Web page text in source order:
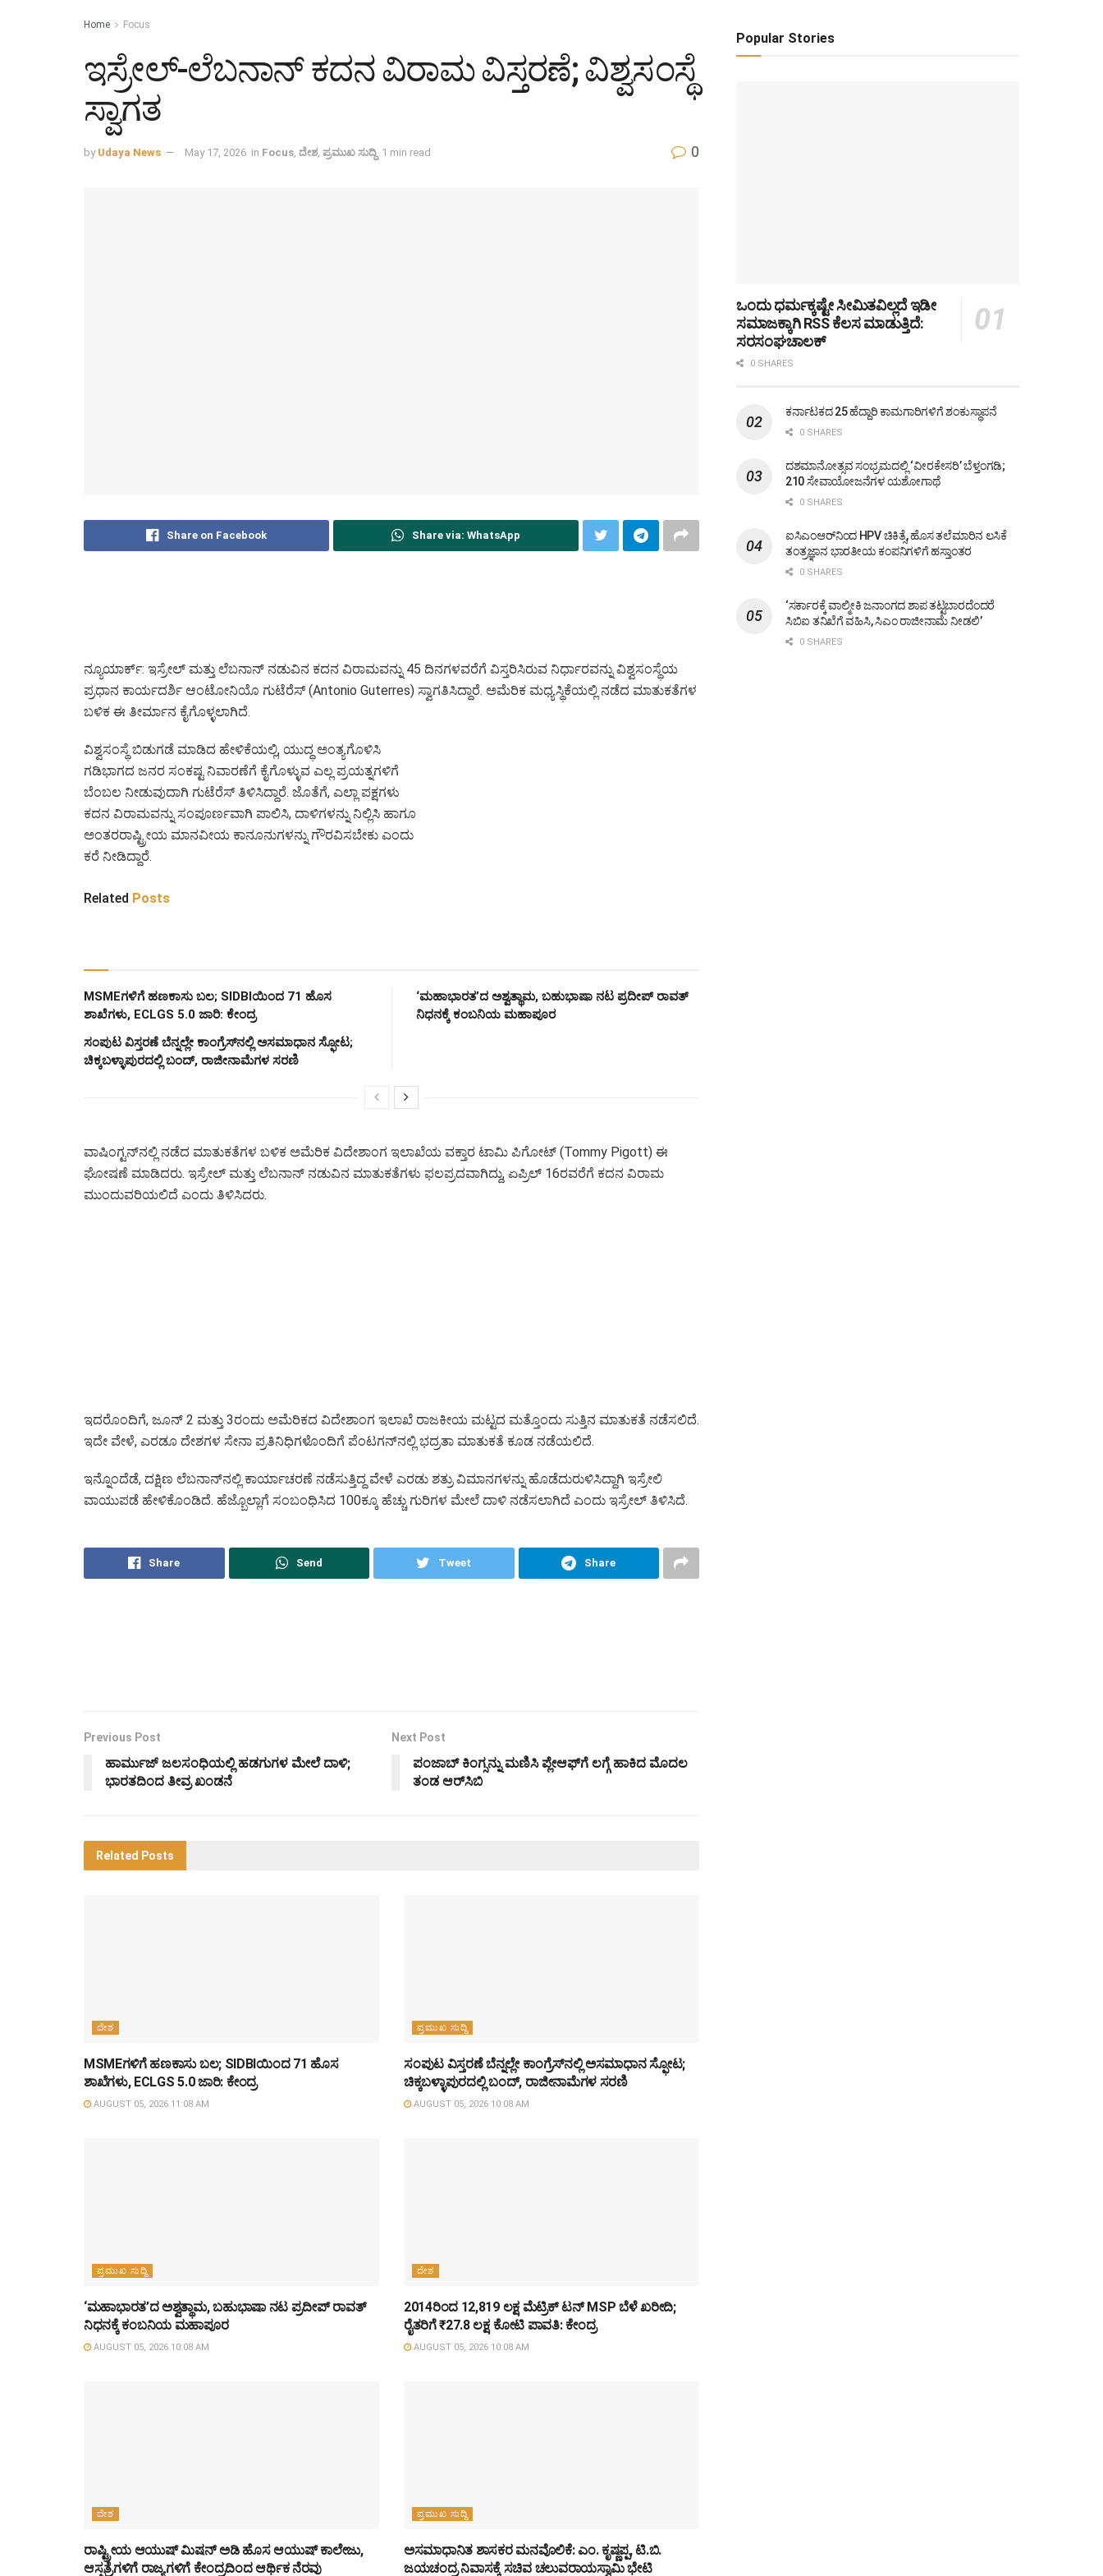
Home Focus
ಇಸ್ರೇಲ್-ಲೆಬನಾನ್ ಕದನ ವಿರಾಮ ವಿಸ್ತರಣೆ; ವಿಶ್ವಸಂಸ್ಥೆ
ಸ್ವಾಗತ
by Udaya News May 17, 2026 in Focus ದೇಶ, ಪ್ರಮುಖ ಸುದ್ದಿ 1 min read 0
Share on Facebook Share via: WhatsApp
ನ್ಯೂಯಾರ್ಕ್: ಇಸ್ರೇಲ್ ಮತ್ತು ಲೆಬನಾನ್ ನಡುವಿನ ಕದನ ವಿರಾಮವನ್ನು 45 ದಿನಗಳವರೆಗೆ ವಿಸ್ತರಿಸಿರುವ ನಿರ್ಧಾರವನ್ನು ವಿಶ್ವಸಂಸ್ಥೆಯ
ಪ್ರಧಾನ ಕಾರ್ಯದರ್ಶಿ ಆಂಟೋನಿಯೊ ಗುಟೆರೆಸ್ (Antonio Guterres) ಸ್ವಾಗತಿಸಿದ್ದಾರೆ. ಅಮೆರಿಕ ಮಧ್ಯಸ್ಥಿಕೆಯಲ್ಲಿ ನಡೆದ ಮಾತುಕತೆಗಳ
ಬಳಿಕ ಈ ತೀರ್ಮಾನ ಕೈಗೊಳ್ಳಲಾಗಿದೆ.
ವಿಶ್ವಸಂಸ್ಥೆ ಬಿಡುಗಡೆ ಮಾಡಿದ ಹೇಳಿಕೆಯಲ್ಲಿ, ಯುದ್ಧ ಅಂತ್ಯಗೊಳಿಸಿ
ಗಡಿಭಾಗದ ಜನರ ಸಂಕಷ್ಟ ನಿವಾರಣೆಗೆ ಕೈಗೊಳ್ಳುವ ಎಲ್ಲ ಪ್ರಯತ್ನಗಳಿಗೆ
ಬೆಂಬಲ ನೀಡುವುದಾಗಿ ಗುಟೆರೆಸ್ ತಿಳಿಸಿದ್ದಾರೆ. ಜೊತೆಗೆ, ಎಲ್ಲಾ ಪಕ್ಷಗಳು
ಕದನ ವಿರಾಮವನ್ನು ಸಂಪೂರ್ಣವಾಗಿ ಪಾಲಿಸಿ, ದಾಳಿಗಳನ್ನು ನಿಲ್ಲಿಸಿ ಹಾಗೂ
ಅಂತರರಾಷ್ಟ್ರೀಯ ಮಾನವೀಯ ಕಾನೂನುಗಳನ್ನು ಗೌರವಿಸಬೇಕು ಎಂದು
ಕರೆ ನೀಡಿದ್ದಾರೆ.
Related Posts
MSMEಗಳಿಗೆ ಹಣಕಾಸು ಬಲ; SIDBIಯಿಂದ 71 ಹೊಸ
ಶಾಖೆಗಳು, ECLGS 5.0 ಜಾರಿ: ಕೇಂದ್ರ
ಸಂಪುಟ ವಿಸ್ತರಣೆ ಬೆನ್ನಲ್ಲೇ ಕಾಂಗ್ರೆಸ್‌ನಲ್ಲಿ ಅಸಮಾಧಾನ ಸ್ಫೋಟ;
ಚಿಕ್ಕಬಳ್ಳಾಪುರದಲ್ಲಿ ಬಂದ್, ರಾಜೀನಾಮೆಗಳ ಸರಣಿ
‘ಮಹಾಭಾರತ’ದ ಅಶ್ವತ್ಥಾಮ, ಬಹುಭಾಷಾ ನಟ ಪ್ರದೀಪ್ ರಾವತ್
ನಿಧನಕ್ಕೆ ಕಂಬನಿಯ ಮಹಾಪೂರ
ವಾಷಿಂಗ್ಟನ್‌ನಲ್ಲಿ ನಡೆದ ಮಾತುಕತೆಗಳ ಬಳಿಕ ಅಮೆರಿಕ ವಿದೇಶಾಂಗ ಇಲಾಖೆಯ ವಕ್ತಾರ ಟಾಮಿ ಪಿಗೋಟ್ (Tommy Pigott) ಈ
ಘೋಷಣೆ ಮಾಡಿದರು. ಇಸ್ರೇಲ್ ಮತ್ತು ಲೆಬನಾನ್ ನಡುವಿನ ಮಾತುಕತೆಗಳು ಫಲಪ್ರದವಾಗಿದ್ದು, ಏಪ್ರಿಲ್ 16ರವರೆಗೆ ಕದನ ವಿರಾಮ
ಮುಂದುವರಿಯಲಿದೆ ಎಂದು ತಿಳಿಸಿದರು.
ಇದರೊಂದಿಗೆ, ಜೂನ್ 2 ಮತ್ತು 3ರಂದು ಅಮೆರಿಕದ ವಿದೇಶಾಂಗ ಇಲಾಖೆ ರಾಜಕೀಯ ಮಟ್ಟದ ಮತ್ತೊಂದು ಸುತ್ತಿನ ಮಾತುಕತೆ ನಡೆಸಲಿದೆ.
ಇದೇ ವೇಳೆ, ಎರಡೂ ದೇಶಗಳ ಸೇನಾ ಪ್ರತಿನಿಧಿಗಳೊಂದಿಗೆ ಪೆಂಟಗನ್‌ನಲ್ಲಿ ಭದ್ರತಾ ಮಾತುಕತೆ ಕೂಡ ನಡೆಯಲಿದೆ.
ಇನ್ನೊಂದೆಡೆ, ದಕ್ಷಿಣ ಲೆಬನಾನ್‌ನಲ್ಲಿ ಕಾರ್ಯಾಚರಣೆ ನಡೆಸುತ್ತಿದ್ದ ವೇಳೆ ಎರಡು ಶತ್ರು ವಿಮಾನಗಳನ್ನು ಹೊಡೆದುರುಳಿಸಿದ್ದಾಗಿ ಇಸ್ರೇಲಿ
ವಾಯುಪಡೆ ಹೇಳಿಕೊಂಡಿದೆ. ಹೆಜ್ಬೊಲ್ಲಾಗೆ ಸಂಬಂಧಿಸಿದ 100ಕ್ಕೂ ಹೆಚ್ಚು ಗುರಿಗಳ ಮೇಲೆ ದಾಳಿ ನಡೆಸಲಾಗಿದೆ ಎಂದು ಇಸ್ರೇಲ್ ತಿಳಿಸಿದೆ.
Share Send Tweet Share
Previous Post
ಹಾರ್ಮುಜ್ ಜಲಸಂಧಿಯಲ್ಲಿ ಹಡಗುಗಳ ಮೇಲೆ ದಾಳಿ;
ಭಾರತದಿಂದ ತೀವ್ರ ಖಂಡನೆ
Next Post
ಪಂಜಾಬ್ ಕಿಂಗ್ಸನ್ನು ಮಣಿಸಿ ಪ್ಲೇಆಫ್‌ಗೆ ಲಗ್ಗೆ ಹಾಕಿದ ಮೊದಲ
ತಂಡ ಆರ್‌ಸಿಬಿ
Related Posts
ದೇಶ
MSMEಗಳಿಗೆ ಹಣಕಾಸು ಬಲ; SIDBIಯಿಂದ 71 ಹೊಸ
ಶಾಖೆಗಳು, ECLGS 5.0 ಜಾರಿ: ಕೇಂದ್ರ
AUGUST 05, 2026 11:08 AM
ಪ್ರಮುಖ ಸುದ್ದಿ
ಸಂಪುಟ ವಿಸ್ತರಣೆ ಬೆನ್ನಲ್ಲೇ ಕಾಂಗ್ರೆಸ್‌ನಲ್ಲಿ ಅಸಮಾಧಾನ ಸ್ಫೋಟ;
ಚಿಕ್ಕಬಳ್ಳಾಪುರದಲ್ಲಿ ಬಂದ್, ರಾಜೀನಾಮೆಗಳ ಸರಣಿ
AUGUST 05, 2026 10:08 AM
ಪ್ರಮುಖ ಸುದ್ದಿ
‘ಮಹಾಭಾರತ’ದ ಅಶ್ವತ್ಥಾಮ, ಬಹುಭಾಷಾ ನಟ ಪ್ರದೀಪ್ ರಾವತ್
ನಿಧನಕ್ಕೆ ಕಂಬನಿಯ ಮಹಾಪೂರ
AUGUST 05, 2026 10:08 AM
ದೇಶ
2014ರಿಂದ 12,819 ಲಕ್ಷ ಮೆಟ್ರಿಕ್ ಟನ್ MSP ಬೆಳೆ ಖರೀದಿ;
ರೈತರಿಗೆ ₹27.8 ಲಕ್ಷ ಕೋಟಿ ಪಾವತಿ: ಕೇಂದ್ರ
AUGUST 05, 2026 10:08 AM
ದೇಶ
ರಾಷ್ಟ್ರೀಯ ಆಯುಷ್ ಮಿಷನ್ ಅಡಿ ಹೊಸ ಆಯುಷ್ ಕಾಲೇಜು,
ಆಸ್ಪತ್ರೆಗಳಿಗೆ ರಾಜ್ಯಗಳಿಗೆ ಕೇಂದ್ರದಿಂದ ಆರ್ಥಿಕ ನೆರವು
ಪ್ರಮುಖ ಸುದ್ದಿ
ಅಸಮಾಧಾನಿತ ಶಾಸಕರ ಮನವೊಲಿಕೆ: ಎಂ. ಕೃಷ್ಣಪ್ಪ, ಟಿ.ಬಿ.
ಜಯಚಂದ್ರ ನಿವಾಸಕ್ಕೆ ಸಚಿವ ಚಲುವರಾಯಸ್ವಾಮಿ ಭೇಟಿ
Popular Stories
ಒಂದು ಧರ್ಮಕ್ಕಷ್ಟೇ ಸೀಮಿತವಿಲ್ಲದೆ ಇಡೀ
ಸಮಾಜಕ್ಕಾಗಿ RSS ಕೆಲಸ ಮಾಡುತ್ತಿದೆ:
ಸರಸಂಘಚಾಲಕ್
0 SHARES
ಕರ್ನಾಟಕದ 25 ಹೆದ್ದಾರಿ ಕಾಮಗಾರಿಗಳಿಗೆ ಶಂಕುಸ್ಥಾಪನೆ
0 SHARES
ದಶಮಾನೋತ್ಸವ ಸಂಭ್ರಮದಲ್ಲಿ ‘ವೀರಕೇಸರಿ’ ಬೆಳ್ತಂಗಡಿ;
210 ಸೇವಾಯೋಜನೆಗಳ ಯಶೋಗಾಥೆ
0 SHARES
ಐಸಿಎಂಆರ್‌ನಿಂದ HPV ಚಿಕಿತ್ಸೆ, ಹೊಸ ತಲೆಮಾರಿನ ಲಸಿಕೆ
ತಂತ್ರಜ್ಞಾನ ಭಾರತೀಯ ಕಂಪನಿಗಳಿಗೆ ಹಸ್ತಾಂತರ
0 SHARES
‘ಸರ್ಕಾರಕ್ಕೆ ವಾಲ್ಮೀಕಿ ಜನಾಂಗದ ಶಾಪ ತಟ್ಟಬಾರದೆಂದರೆ
ಸಿಬಿಐ ತನಿಖೆಗೆ ವಹಿಸಿ, ಸಿಎಂ ರಾಜೀನಾಮೆ ನೀಡಲಿ’
0 SHARES